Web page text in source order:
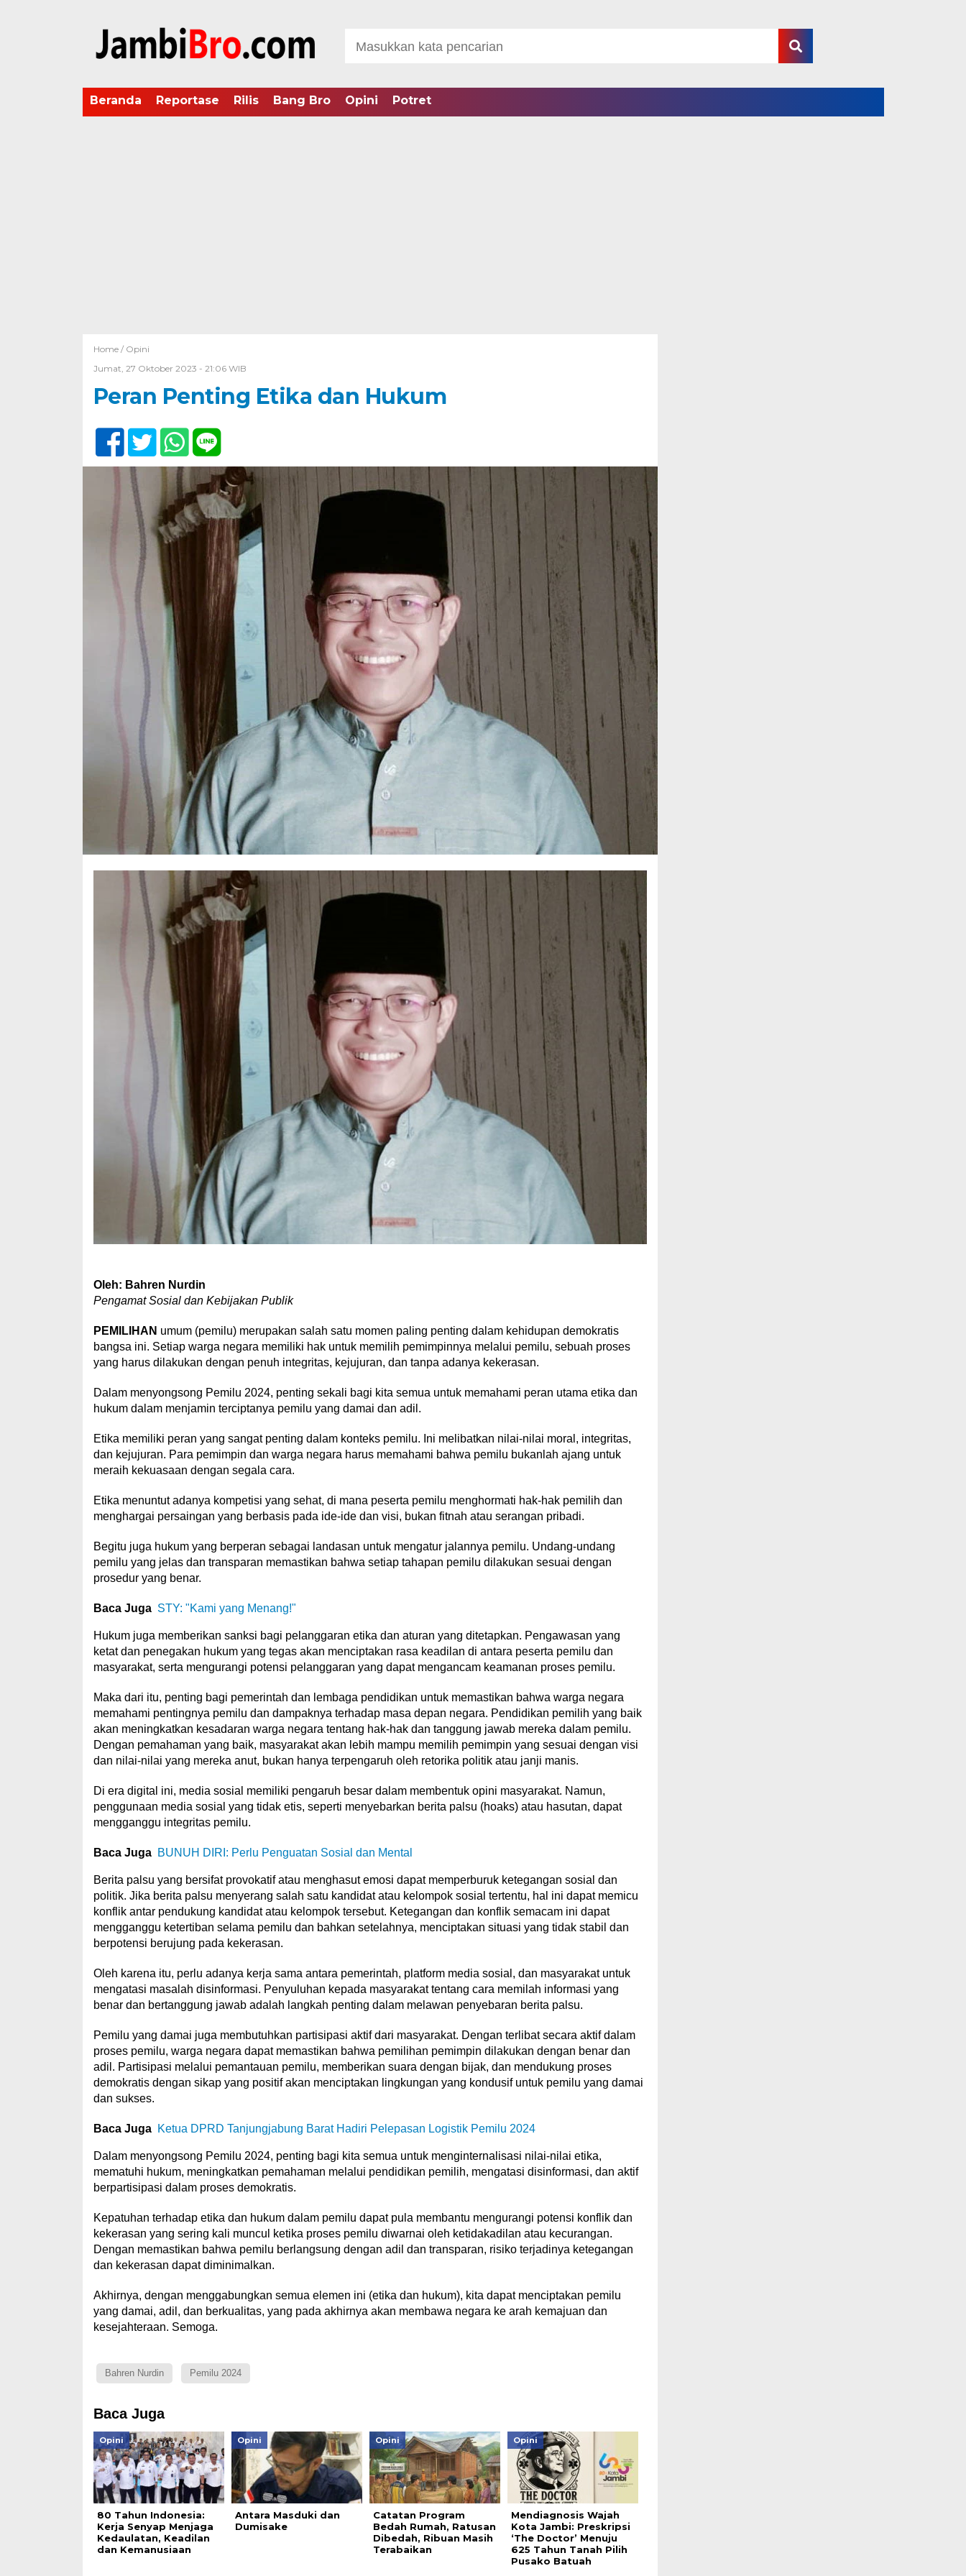
Beranda Reportase Rilis Bang Bro Opini Potret
Home / Opini
Jumat, 27 Oktober 2023 - 21:06 WIB
Peran Penting Etika dan Hukum
Oleh: Bahren Nurdin
Pengamat Sosial dan Kebijakan Publik
PEMILIHAN umum (pemilu) merupakan salah satu momen paling penting dalam kehidupan demokratis
bangsa ini. Setiap warga negara memiliki hak untuk memilih pemimpinnya melalui pemilu, sebuah proses
yang harus dilakukan dengan penuh integritas, kejujuran, dan tanpa adanya kekerasan.
Dalam menyongsong Pemilu 2024, penting sekali bagi kita semua untuk memahami peran utama etika dan
hukum dalam menjamin terciptanya pemilu yang damai dan adil.
Etika memiliki peran yang sangat penting dalam konteks pemilu. Ini melibatkan nilai-nilai moral, integritas,
dan kejujuran. Para pemimpin dan warga negara harus memahami bahwa pemilu bukanlah ajang untuk
meraih kekuasaan dengan segala cara.
Etika menuntut adanya kompetisi yang sehat, di mana peserta pemilu menghormati hak-hak pemilih dan
menghargai persaingan yang berbasis pada ide-ide dan visi, bukan fitnah atau serangan pribadi.
Begitu juga hukum yang berperan sebagai landasan untuk mengatur jalannya pemilu. Undang-undang
pemilu yang jelas dan transparan memastikan bahwa setiap tahapan pemilu dilakukan sesuai dengan
prosedur yang benar.
Baca Juga STY: "Kami yang Menang!"
Hukum juga memberikan sanksi bagi pelanggaran etika dan aturan yang ditetapkan. Pengawasan yang
ketat dan penegakan hukum yang tegas akan menciptakan rasa keadilan di antara peserta pemilu dan
masyarakat, serta mengurangi potensi pelanggaran yang dapat mengancam keamanan proses pemilu.
Maka dari itu, penting bagi pemerintah dan lembaga pendidikan untuk memastikan bahwa warga negara
memahami pentingnya pemilu dan dampaknya terhadap masa depan negara. Pendidikan pemilih yang baik
akan meningkatkan kesadaran warga negara tentang hak-hak dan tanggung jawab mereka dalam pemilu.
Dengan pemahaman yang baik, masyarakat akan lebih mampu memilih pemimpin yang sesuai dengan visi
dan nilai-nilai yang mereka anut, bukan hanya terpengaruh oleh retorika politik atau janji manis.
Di era digital ini, media sosial memiliki pengaruh besar dalam membentuk opini masyarakat. Namun,
penggunaan media sosial yang tidak etis, seperti menyebarkan berita palsu (hoaks) atau hasutan, dapat
mengganggu integritas pemilu.
Baca Juga BUNUH DIRI: Perlu Penguatan Sosial dan Mental
Berita palsu yang bersifat provokatif atau menghasut emosi dapat memperburuk ketegangan sosial dan
politik. Jika berita palsu menyerang salah satu kandidat atau kelompok sosial tertentu, hal ini dapat memicu
konflik antar pendukung kandidat atau kelompok tersebut. Ketegangan dan konflik semacam ini dapat
mengganggu ketertiban selama pemilu dan bahkan setelahnya, menciptakan situasi yang tidak stabil dan
berpotensi berujung pada kekerasan.
Oleh karena itu, perlu adanya kerja sama antara pemerintah, platform media sosial, dan masyarakat untuk
mengatasi masalah disinformasi. Penyuluhan kepada masyarakat tentang cara memilah informasi yang
benar dan bertanggung jawab adalah langkah penting dalam melawan penyebaran berita palsu.
Pemilu yang damai juga membutuhkan partisipasi aktif dari masyarakat. Dengan terlibat secara aktif dalam
proses pemilu, warga negara dapat memastikan bahwa pemilihan pemimpin dilakukan dengan benar dan
adil. Partisipasi melalui pemantauan pemilu, memberikan suara dengan bijak, dan mendukung proses
demokratis dengan sikap yang positif akan menciptakan lingkungan yang kondusif untuk pemilu yang damai
dan sukses.
Baca Juga Ketua DPRD Tanjungjabung Barat Hadiri Pelepasan Logistik Pemilu 2024
Dalam menyongsong Pemilu 2024, penting bagi kita semua untuk menginternalisasi nilai-nilai etika,
mematuhi hukum, meningkatkan pemahaman melalui pendidikan pemilih, mengatasi disinformasi, dan aktif
berpartisipasi dalam proses demokratis.
Kepatuhan terhadap etika dan hukum dalam pemilu dapat pula membantu mengurangi potensi konflik dan
kekerasan yang sering kali muncul ketika proses pemilu diwarnai oleh ketidakadilan atau kecurangan.
Dengan memastikan bahwa pemilu berlangsung dengan adil dan transparan, risiko terjadinya ketegangan
dan kekerasan dapat diminimalkan.
Akhirnya, dengan menggabungkan semua elemen ini (etika dan hukum), kita dapat menciptakan pemilu
yang damai, adil, dan berkualitas, yang pada akhirnya akan membawa negara ke arah kemajuan dan
kesejahteraan. Semoga.
Bahren Nurdin Pemilu 2024
Baca Juga
Opini
80 Tahun Indonesia:
Kerja Senyap Menjaga
Kedaulatan, Keadilan
dan Kemanusiaan
Opini
Antara Masduki dan
Dumisake
Opini
Catatan Program
Bedah Rumah, Ratusan
Dibedah, Ribuan Masih
Terabaikan
Opini
Mendiagnosis Wajah
Kota Jambi: Preskripsi
‘The Doctor’ Menuju
625 Tahun Tanah Pilih
Pusako Batuah